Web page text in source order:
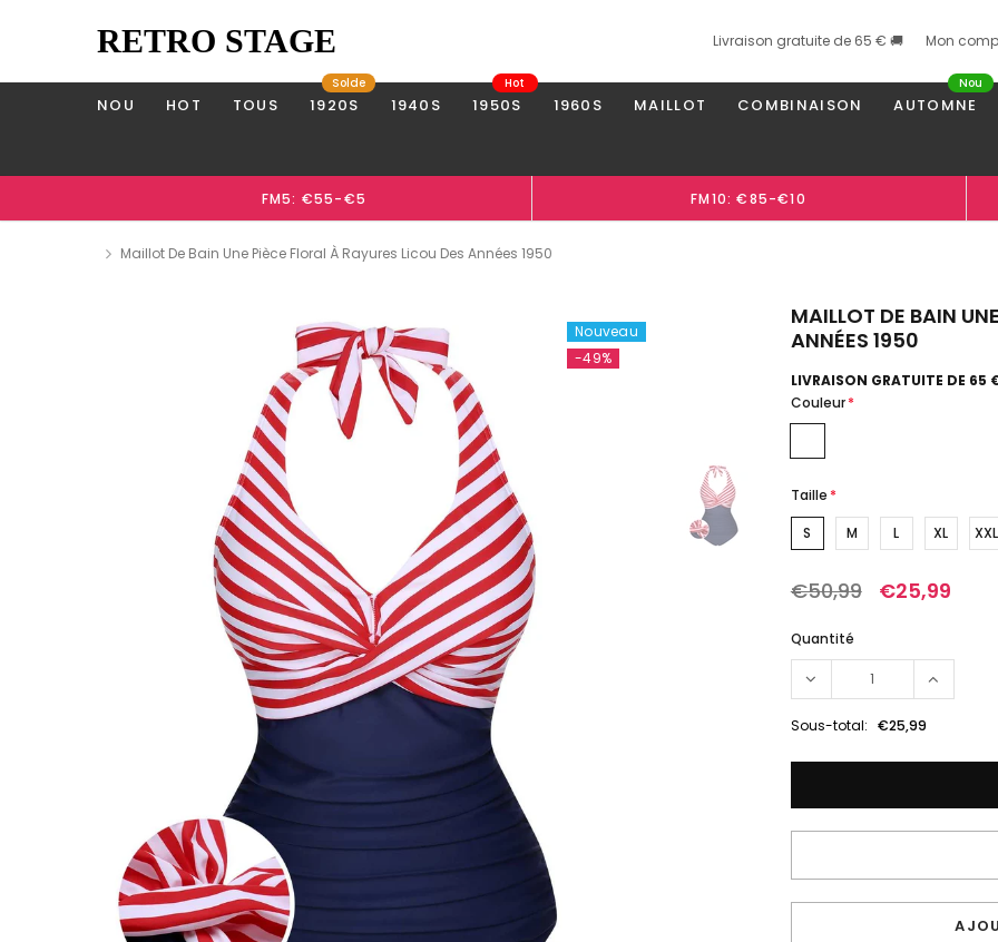
RETRO STAGE Livraison gratuite de 65 € 🚚 Mon
NOU HOT TOUS 1920S
Solde
1940S 1950S
Hot
1960S MAILLOT COMBINAISON AUTOMNE
Nou
FM5: €55-€5 FM10: €85-€10
Maillot De Bain Une Pièce Floral À Rayures Licou Des Années 1950
Nouveau
-49%
MAILLOT DE BAIN
ANNÉES 1950
LIVRAISON GRATUITE DE 65
Couleur*
Taille *
S
M L XL XXL
€50,99 €25,99
Quantité
Sous-total: €25,99